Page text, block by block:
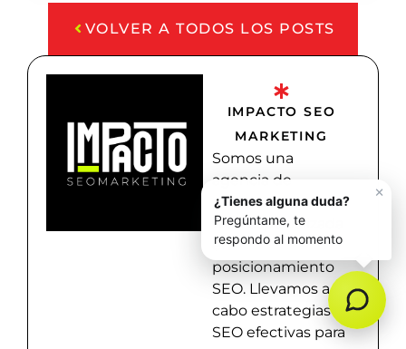
VOLVER A TODOS LOS POSTS
IMPACTO SEO
MARKETING
Somos una
agencia de
posicionamiento
web especializada
en
posicionamiento
SEO. Llevamos a
cabo estrategias
SEO efectivas para